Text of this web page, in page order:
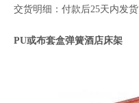
交货明细：付款后25天内发货
PU或布套盒弹簧酒店床架